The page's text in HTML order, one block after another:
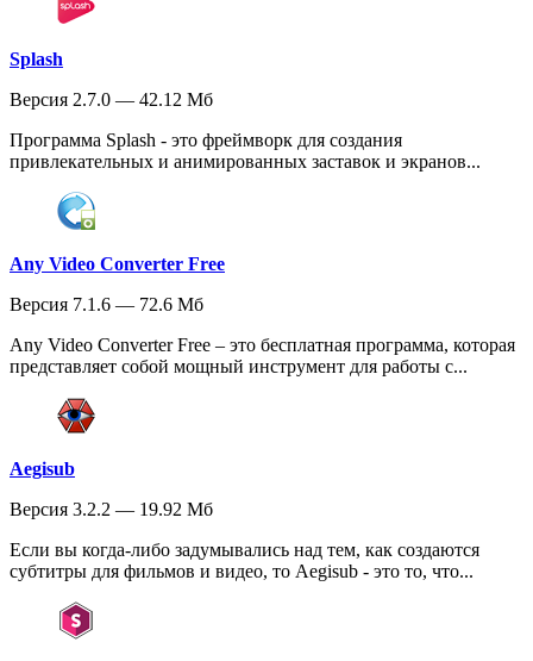
Splash
Версия 2.7.0 — 42.12 Мб
Программа Splash - это фреймворк для создания
привлекательных и анимированных заставок и экранов...
Any Video Converter Free
Версия 7.1.6 — 72.6 Мб
Any Video Converter Free – это бесплатная программа, которая
представляет собой мощный инструмент для работы с...
Aegisub
Версия 3.2.2 — 19.92 Мб
Если вы когда-либо задумывались над тем, как создаются
субтитры для фильмов и видео, то Aegisub - это то, что...